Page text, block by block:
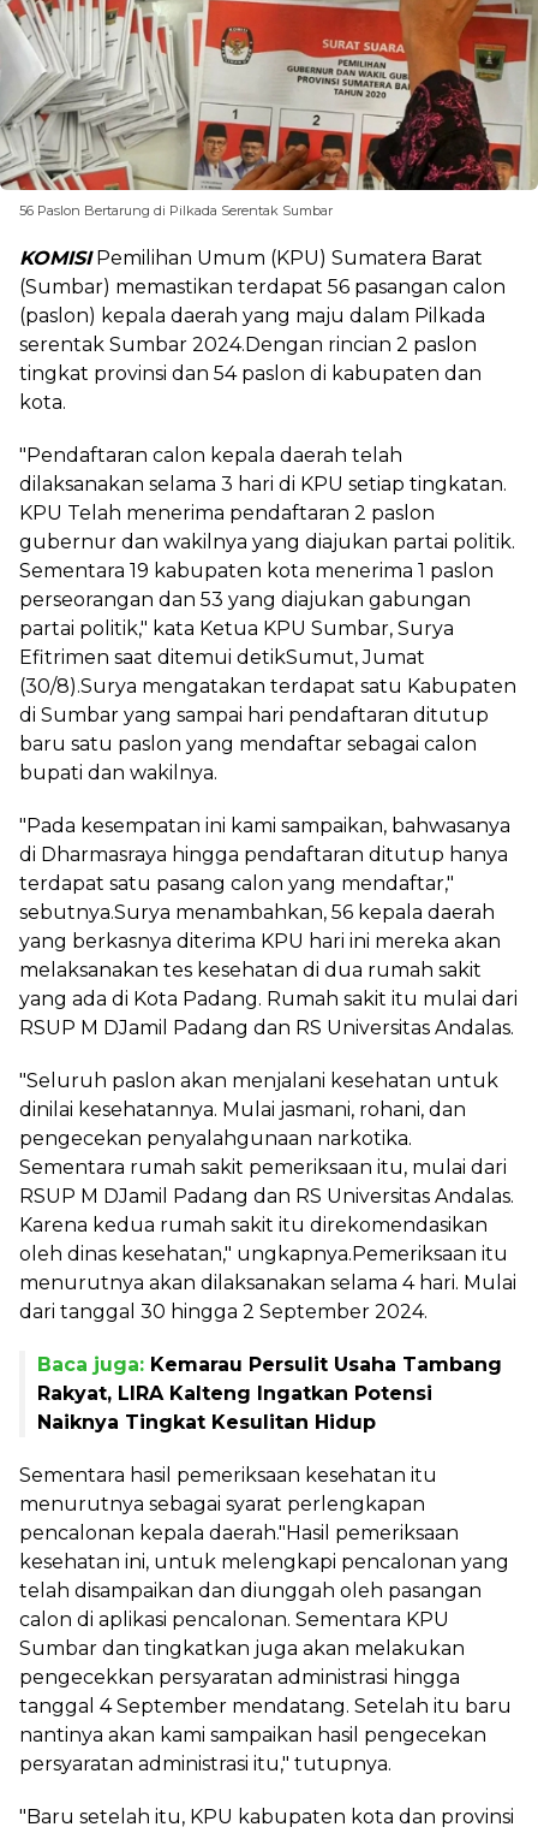
56 Paslon Bertarung di Pilkada Serentak Sumbar
KOMISI Pemilihan Umum (KPU) Sumatera Barat
(Sumbar) memastikan terdapat 56 pasangan calon
(paslon) kepala daerah yang maju dalam Pilkada
serentak Sumbar 2024.Dengan rincian 2 paslon
tingkat provinsi dan 54 paslon di kabupaten dan
kota.
"Pendaftaran calon kepala daerah telah
dilaksanakan selama 3 hari di KPU setiap tingkatan.
KPU Telah menerima pendaftaran 2 paslon
gubernur dan wakilnya yang diajukan partai politik.
Sementara 19 kabupaten kota menerima 1 paslon
perseorangan dan 53 yang diajukan gabungan
partai politik," kata Ketua KPU Sumbar, Surya
Efitrimen saat ditemui detikSumut, Jumat
(30/8).Surya mengatakan terdapat satu Kabupaten
di Sumbar yang sampai hari pendaftaran ditutup
baru satu paslon yang mendaftar sebagai calon
bupati dan wakilnya.
"Pada kesempatan ini kami sampaikan, bahwasanya
di Dharmasraya hingga pendaftaran ditutup hanya
terdapat satu pasang calon yang mendaftar,"
sebutnya.Surya menambahkan, 56 kepala daerah
yang berkasnya diterima KPU hari ini mereka akan
melaksanakan tes kesehatan di dua rumah sakit
yang ada di Kota Padang. Rumah sakit itu mulai dari
RSUP M DJamil Padang dan RS Universitas Andalas.
"Seluruh paslon akan menjalani kesehatan untuk
dinilai kesehatannya. Mulai jasmani, rohani, dan
pengecekan penyalahgunaan narkotika.
Sementara rumah sakit pemeriksaan itu, mulai dari
RSUP M DJamil Padang dan RS Universitas Andalas.
Karena kedua rumah sakit itu direkomendasikan
oleh dinas kesehatan," ungkapnya.Pemeriksaan itu
menurutnya akan dilaksanakan selama 4 hari. Mulai
dari tanggal 30 hingga 2 September 2024.
Baca juga: Kemarau Persulit Usaha Tambang
Rakyat, LIRA Kalteng Ingatkan Potensi
Naiknya Tingkat Kesulitan Hidup
Sementara hasil pemeriksaan kesehatan itu
menurutnya sebagai syarat perlengkapan
pencalonan kepala daerah."Hasil pemeriksaan
kesehatan ini, untuk melengkapi pencalonan yang
telah disampaikan dan diunggah oleh pasangan
calon di aplikasi pencalonan. Sementara KPU
Sumbar dan tingkatkan juga akan melakukan
pengecekkan persyaratan administrasi hingga
tanggal 4 September mendatang. Setelah itu baru
nantinya akan kami sampaikan hasil pengecekan
persyaratan administrasi itu," tutupnya.
"Baru setelah itu, KPU kabupaten kota dan provinsi